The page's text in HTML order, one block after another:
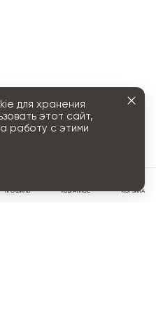
ПРОФИЛЬ ИЗБРАННОЕ КОРЗИНА
для хранения
этот сайт,
работу с этими